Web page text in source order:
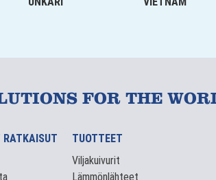
FOR THE
RATKAISUT
TUOTTEET
Viljakuivurit
Lämmönlähteet